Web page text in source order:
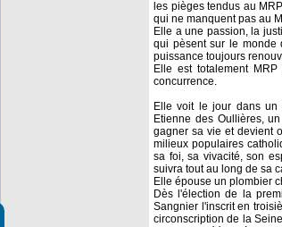
les pièges tendus au
qui ne manquent pas au
Elle a une passion, la
qui pèsent sur le monde
puissance toujours
Elle est totalement
concurrence.
Elle voit le jour dans
Etienne des Oullières,
gagner sa vie et devient
milieux populaires
sa foi, sa vivacité, son
suivra tout au long de sa
Elle épouse un plombier
Dès l'élection de la
Sangnier l'inscrit en
circonscription de la